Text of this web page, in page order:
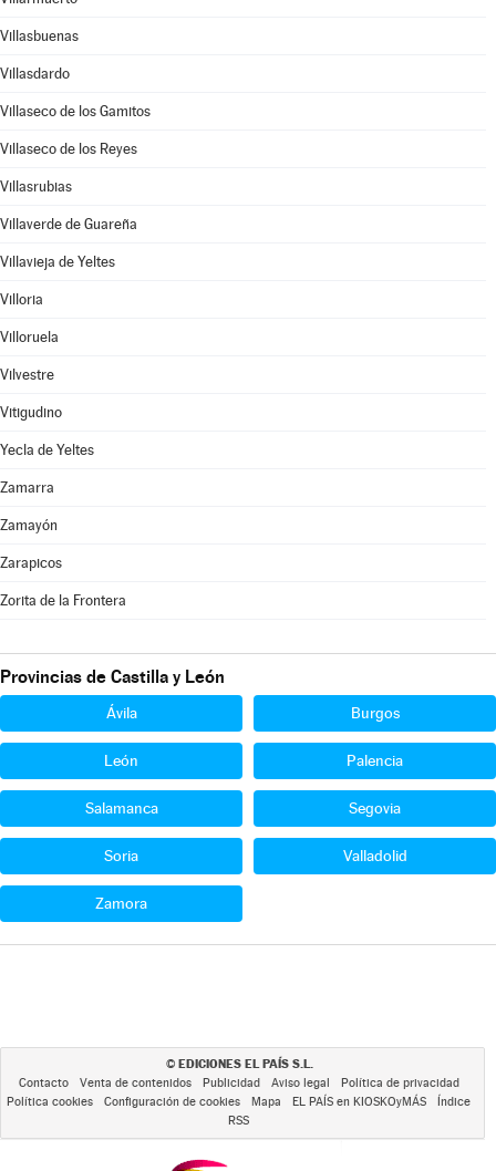
Villasbuenas
Villasdardo
Villaseco de los Gamitos
Villaseco de los Reyes
Villasrubias
Villaverde de Guareña
Villavieja de Yeltes
Villoria
Villoruela
Vilvestre
Vitigudino
Yecla de Yeltes
Zamarra
Zamayón
Zarapicos
Zorita de la Frontera
Provincias de Castilla y León
Ávila Burgos
León Palencia
Salamanca Segovia
Soria Valladolid
Zamora
© EDICIONES EL PAÍS S.L.
Contacto Venta de contenidos Publicidad Aviso legal
Política de privacidad
Política cookies
Configuración de cookies Mapa EL PAÍS en KIOSKOyMÁS
Índice
RSS